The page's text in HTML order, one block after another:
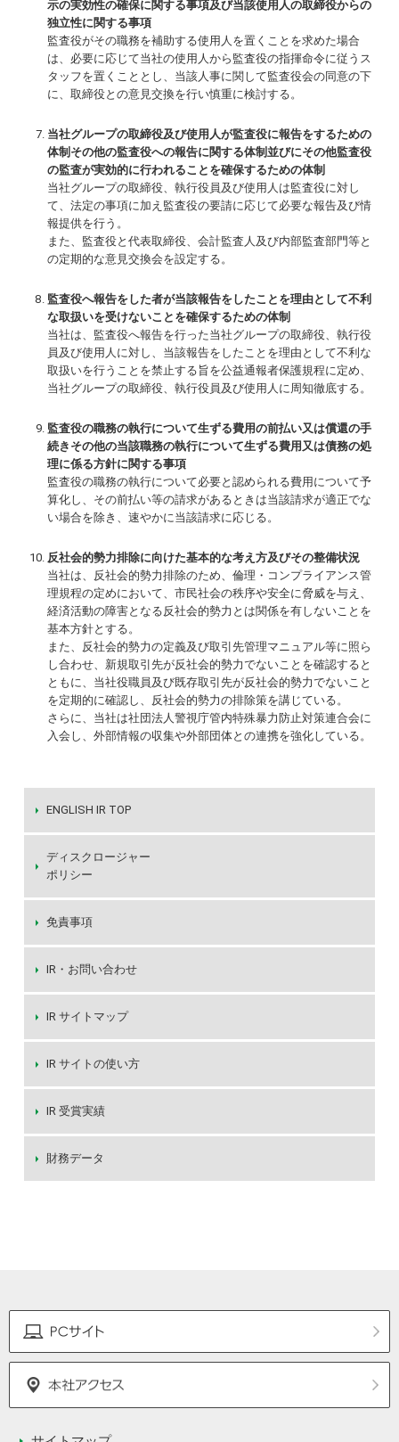
示の実効性の確保に関する事項及び当該使用人の取締役からの
独立性に関する事項
監査役がその職務を補助する使用人を置くことを求めた場合
は、必要に応じて当社の使用人から監査役の指揮命令に従うス
タッフを置くこととし、当該人事に関して監査役会の同意の下
に、取締役との意見交換を行い慎重に検討する。
当社グループの取締役及び使用人が監査役に報告をするための
体制その他の監査役への報告に関する体制並びにその他監査役
の監査が実効的に行われることを確保するための体制
当社グループの取締役、執行役員及び使用人は監査役に対し
て、法定の事項に加え監査役の要請に応じて必要な報告及び情
報提供を行う。
また、監査役と代表取締役、会計監査人及び内部監査部門等と
の定期的な意見交換会を設定する。
監査役へ報告をした者が当該報告をしたことを理由として不利
な取扱いを受けないことを確保するための体制
当社は、監査役へ報告を行った当社グループの取締役、執行役
員及び使用人に対し、当該報告をしたことを理由として不利な
取扱いを行うことを禁止する旨を公益通報者保護規程に定め、
当社グループの取締役、執行役員及び使用人に周知徹底する。
監査役の職務の執行について生ずる費用の前払い又は償還の手
続きその他の当該職務の執行について生ずる費用又は債務の処
理に係る方針に関する事項
監査役の職務の執行について必要と認められる費用について予
算化し、その前払い等の請求があるときは当該請求が適正でな
い場合を除き、速やかに当該請求に応じる。
反社会的勢力排除に向けた基本的な考え方及びその整備状況
当社は、反社会的勢力排除のため、倫理・コンプライアンス管
理規程の定めにおいて、市民社会の秩序や安全に脅威を与え、
経済活動の障害となる反社会的勢力とは関係を有しないことを
基本方針とする。
また、反社会的勢力の定義及び取引先管理マニュアル等に照ら
し合わせ、新規取引先が反社会的勢力でないことを確認すると
ともに、当社役職員及び既存取引先が反社会的勢力でないこと
を定期的に確認し、反社会的勢力の排除策を講じている。
さらに、当社は社団法人警視庁管内特殊暴力防止対策連合会に
入会し、外部情報の収集や外部団体との連携を強化している。
ENGLISH IR TOP
ディスクロージャー
ポリシー
免責事項
IR・お問い合わせ
IR サイトマップ
IR サイトの使い方
IR 受賞実績
財務データ